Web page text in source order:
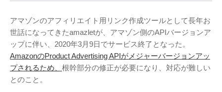
謎の円盤UFO (94)
関心(87)
グルメ (14)
マーケティング(29)
文房具
アマゾンのアフィリエイト用リンク作成ツールとして長年お
世話になってきたamazletが、アマゾン側のAPIバージョンア
ップに伴い、2020年3月9日でサービス終了となった。
AmazonのProduct Advertising APIがメジャーバージョンアッ
プされるため、 根幹部分の修正が必要になり、対応が難しい
とのこと。